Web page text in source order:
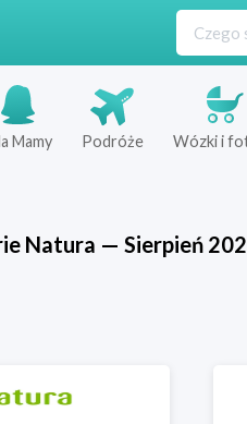
Mamy Podróże Wózki i
Natura — Sierpień